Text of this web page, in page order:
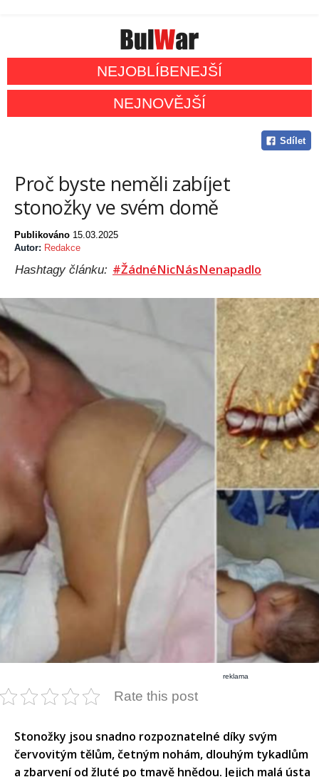
NEJOBLÍBENEJŠÍ
NEJNOVĚJŠÍ
Sdílet
Proč byste neměli zabíjet
stonožky ve svém domě
Publikováno 15.03.2025
Autor: Redakce
Hashtagy článku: #ŽádnéNicNásNenapadlo
reklama
Rate this post
Stonožky jsou snadno rozpoznatelné díky svým
červovitým tělům, četným nohám, dlouhým tykadlům
a zbarvení od žluté po tmavě hnědou. Jejich malá ústa